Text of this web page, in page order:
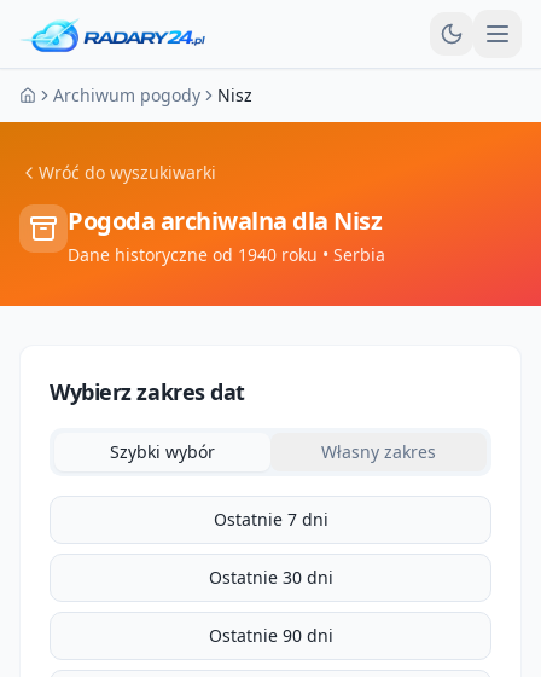
Strona główna
Archiwum pogody Nisz
Wróć do wyszukiwarki
Pogoda archiwalna dla Nisz
Dane historyczne od 1940 roku • Serbia
Wybierz zakres dat
Szybki wybór Własny zakres
Ostatnie 7 dni
Ostatnie 30 dni
Ostatnie 90 dni